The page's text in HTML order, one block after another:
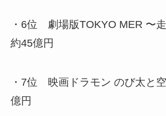
・6位 劇場版TOKYO MER 〜
約45億円
・7位 映画ドラモン のび太と
億円